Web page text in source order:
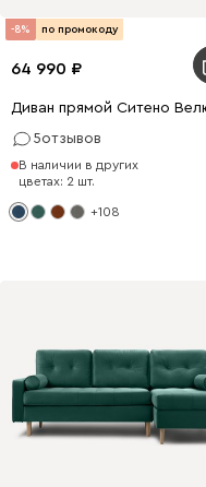
-8% по промокоду
64 990
Диван прямой Ситено
5отзывов
В наличии в других
цветах: 2 шт.
+108